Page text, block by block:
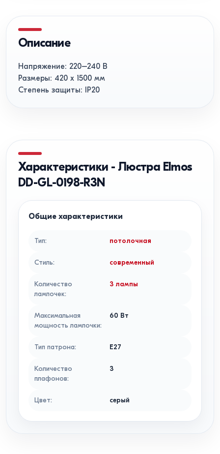
Описание
Напряжение: 220–240 В
Размеры: 420 x 1500 мм
Степень защиты: IP20
Характеристики - Люстра Elmos
DD-GL-0198-R3N
Общие характеристики
Тип: потолочная
Стиль: современный
Количество
лампочек:
3 лампы
Максимальная
мощность лампочки:
60 Вт
Тип патрона: E27
Количество
плафонов:
3
Цвет: серый